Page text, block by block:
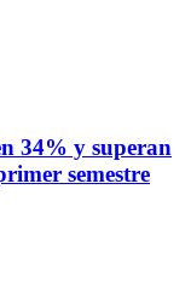
34% y superan
semestre